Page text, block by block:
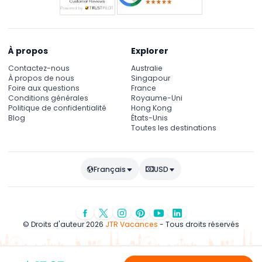
À propos
Contactez-nous
À propos de nous
Foire aux questions
Conditions générales
Politique de confidentialité
Blog
Explorer
Australie
Singapour
France
Royaume-Uni
Hong Kong
États-Unis
Toutes les destinations
Français USD
© Droits d'auteur 2026 JTR Vacances - Tous droits réservés